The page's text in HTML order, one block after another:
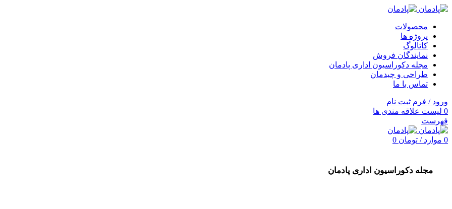
محصولات
پروژه ها
کاتالوگ
نمایندگان فروش
مجله دکوراسیون اداری پادمان
طراحی و چیدمان
تماس با ما
ورود / فرم ثبت نام
0 لیست علاقه مندی ها
فهرست
0 موارد / تومان
مجله دکوراسیون اداری پادمان